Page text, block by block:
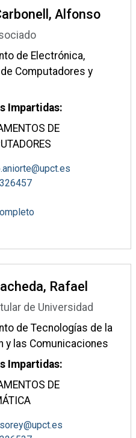
Alfonso
de Electrónica,
Computadores y
Impartidas:
DE
Rafael
de Universidad
de Tecnologías de la
y las Comunicaciones
Impartidas:
DE